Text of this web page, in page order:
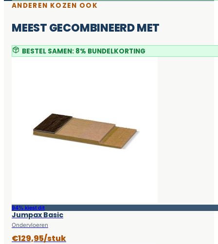
ANDEREN KOZEN OOK
MEEST GECOMBINEERD MET
BESTEL SAMEN: 8% BUNDELKORTING
94% kiest dit
Jumpax Basic
Ondervloeren
€129,95/stuk